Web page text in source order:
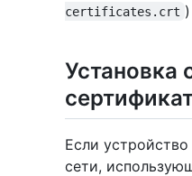
certificates.crt
Установка
Если
сети,